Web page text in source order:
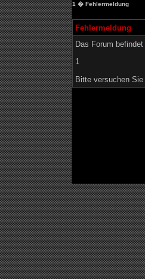
1 � Fehlermeldung
Fehlermeldung
Das Forum
1
Bitte versuchen